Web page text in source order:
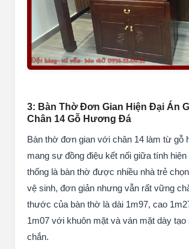
3: Bàn Thờ Đơn Gian Hiện Đại Án
Chân 14 Gỗ Hương Đá
Bàn thờ đơn gian với chân 14 làm từ gỗ
mang sự đồng điệu kết nối giữa tính
thống là bàn thờ được nhiều nhà trẻ
vệ sinh, đơn giản nhưng vẫn rất vững
thước của bàn thờ là dài 1m97, cao
1m07 với khuôn mặt và ván mặt dày
chắn.